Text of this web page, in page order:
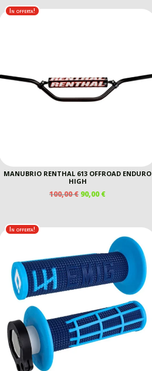
25,00 €.20,00 €.
In offerta!
MANUBRIO RENTHAL 613 OFFROAD ENDURO
HIGH
100,00€ IL
90,00€IL
90,00 €.
In offerta!